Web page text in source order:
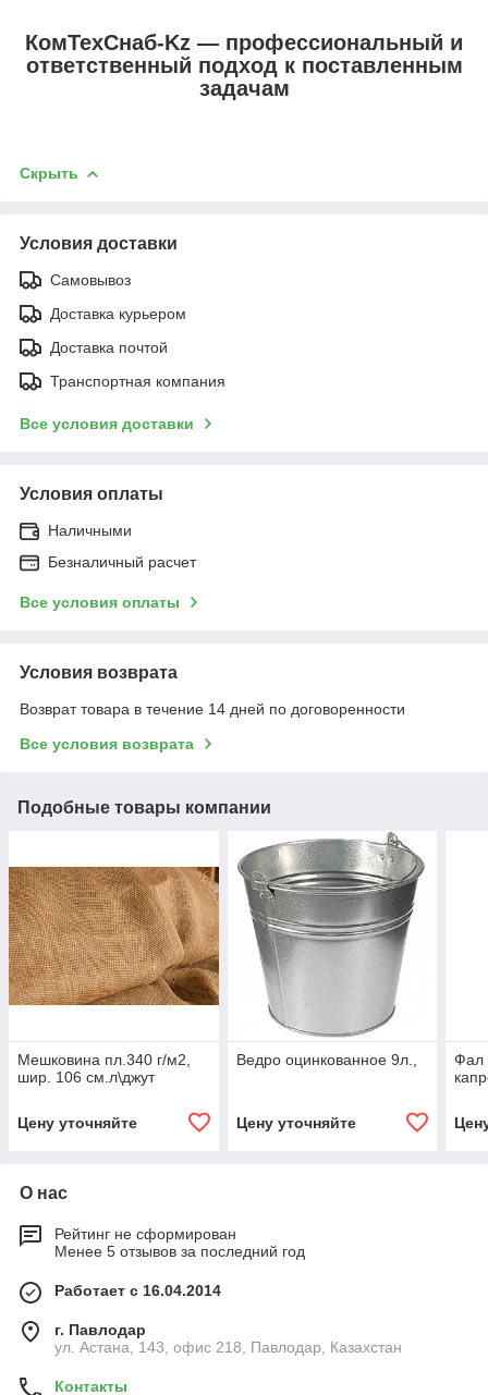
КомТехСнаб-Kz — профессиональный и
ответственный подход к поставленным
задачам
Скрыть
Условия доставки
Самовывоз
Доставка курьером
Доставка почтой
Транспортная компания
Все условия доставки
Условия оплаты
Наличными
Безналичный расчет
Все условия оплаты
Условия возврата
Возврат товара в течение 14 дней по договоренности
Все условия возврата
Подобные товары компании
Мешковина пл.340 г/м2,
шир. 106 см.л\джут
Цену уточняйте
Ведро оцинкованное 9л.,
Цену уточняйте
Фал
О нас
Рейтинг не сформирован
Менее 5 отзывов за последний год
Работает с 16.04.2014
г. Павлодар
ул. Астана, 143, офис 218, Павлодар, Казахстан
Контакты